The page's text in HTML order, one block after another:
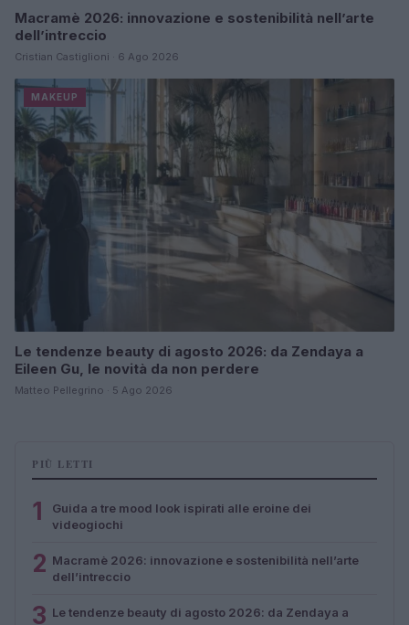
Macramè 2026: innovazione e sostenibilità nell’arte
dell’intreccio
Cristian Castiglioni · 6 Ago 2026
MAKEUP
Le tendenze beauty di agosto 2026: da Zendaya a
Eileen Gu, le novità da non perdere
Matteo Pellegrino · 5 Ago 2026
PIÙ LETTI
1
Guida a tre mood look ispirati alle eroine dei
videogiochi
2 Macramè 2026: innovazione e sostenibilità nell’arte
dell’intreccio
3 Le tendenze beauty di agosto 2026: da Zendaya a